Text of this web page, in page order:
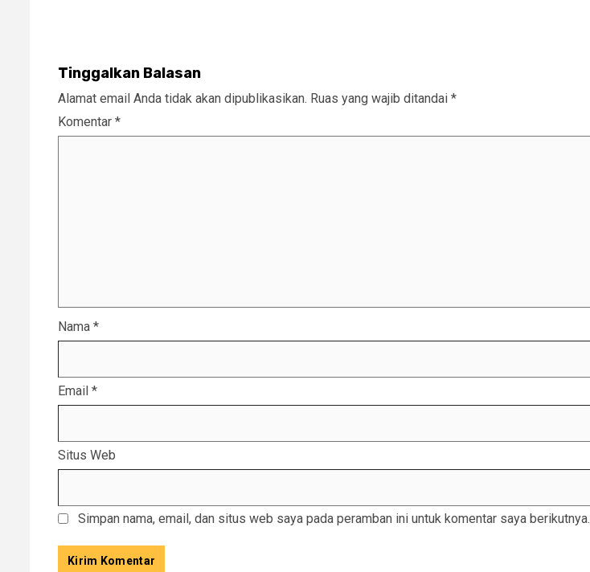
Tinggalkan Balasan
Alamat email Anda tidak akan dipublikasikan. Ruas yang wajib ditandai *
Komentar *
Nama *
Email *
Situs Web
Simpan nama, email, dan situs web saya pada peramban ini untuk komentar saya berikutnya.